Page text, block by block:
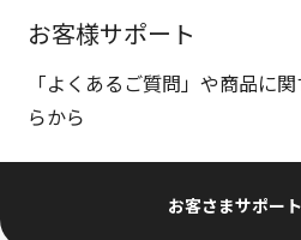
お客様サポート
「よくあるご質問」や商品に
らから
お客さまサポー